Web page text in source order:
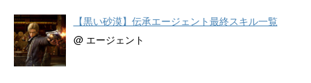
【黒い砂漠】伝承エージェント最終スキル一覧
@ エージェント